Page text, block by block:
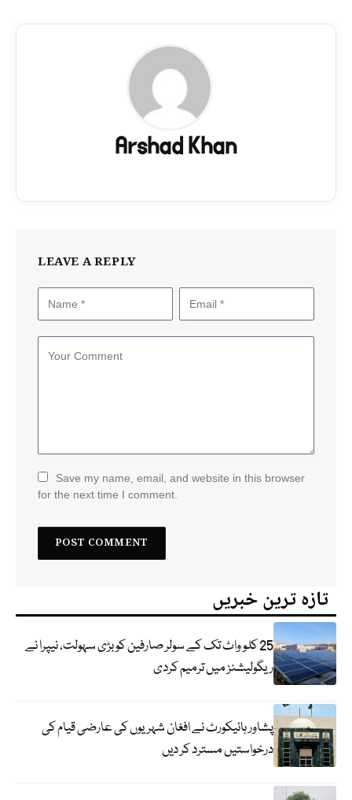
Arshad Khan
LEAVE A REPLY
Save my name, email, and website in this browser
for the next time I comment.
تازہ ترین خبریں
25 کلو واٹ تک کے سولر صارفین کو بڑی سہولت، نیپرا نے
ریگولیشنز میں ترمیم کردی
پشاور ہائیکورٹ نے افغان شہریوں کی عارضی قیام کی
درخواستیں مسترد کر دیں